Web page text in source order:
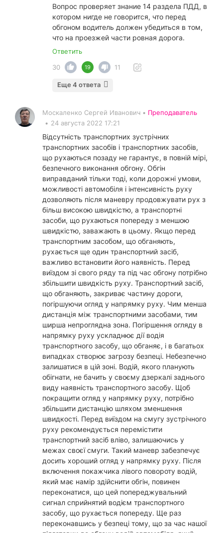
Вопрос проверяет знание 14 раздела ПДД, в
котором нигде не говорится, что перед
обгоном водитель должен убедиться в том,
что на проезжей части ровная дорога.
Ответить
30
19 11
Еще 4 ответа
Москаленко Сергей Иванович • Преподаватель
• 24 августа 2022 17:21
Відсутність транспортних зустрічних
транспортних засобів і транспортних засобів,
що рухаються позаду не гарантує, в повній мірі,
безпечного виконання обгону. Обгін
виправданий тільки тоді, коли дорожні умови,
можливості автомобіля і інтенсивність руху
дозволяють після маневру продовжувати рух з
більш високою швидкістю, а транспортні
засоби, що рухаються попереду з меншою
швидкістю, заважають в цьому. Якщо перед
транспортним засобом, що обганяють,
рухається ще один транспортний засіб,
важливо встановити його наявність. Перед
виїздом зі свого ряду та під час обгону потрібно
збільшити швидкість руху. Транспортний засіб,
що обганяють, закриває частину дороги,
погіршуючи огляд у напрямку руху. Чим менша
дистанція між транспортними засобами, тим
ширша непроглядна зона. Погіршення огляду в
напрямку руху ускладнює дії водія
транспортного засобу, що обганяє, і в багатьох
випадках створює загрозу безпеці. Небезпечно
залишатися в цій зоні. Водій, якого планують
обігнати, не бачить у своєму дзеркалі заднього
виду наявність транспортного засобу. Щоб
покращити огляд у напрямку руху, потрібно
збільшити дистанцію шляхом зменшення
швидкості. Перед виїздом на смугу зустрічного
руху рекомендується перемістити
транспортний засіб вліво, залишаючись у
межах своєї смуги. Такий маневр забезпечує
досить хороший огляд у напрямку руху. Після
включення покажчика лівого повороту водій,
який має намір здійснити обгін, повинен
переконатися, що цей попереджувальний
сигнал сприйнятий водієм транспортного
засобу, що рухається попереду. Ще раз
переконавшись у безпеці тому, що за час нашої